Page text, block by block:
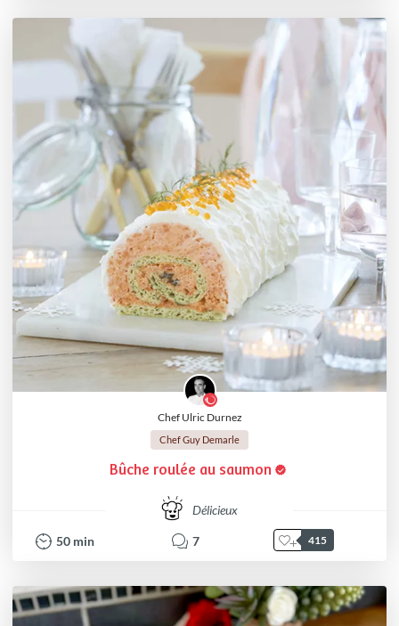
Chef Ulric Durnez
Chef Guy Demarle
Bûche roulée au saumon
Délicieux
50 min 7 415